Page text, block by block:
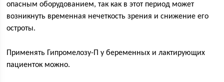
опасным оборудованием, так как в этот период может
возникнуть временная нечеткость зрения и снижение его
остроты.
Применять Гипромелозу-П у беременных и лактирующих
пациенток можно.